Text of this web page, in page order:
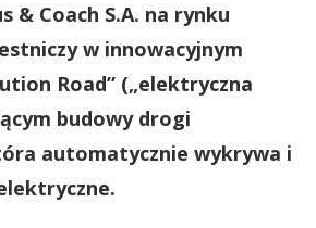
& Coach S.A. na rynku
w innowacyjnym
Road” („elektryczna
budowy drogi
automatycznie wykrywa i